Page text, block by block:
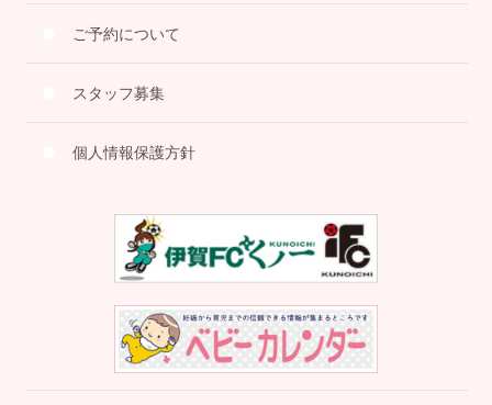
ご予約について
スタッフ募集
個人情報保護方針